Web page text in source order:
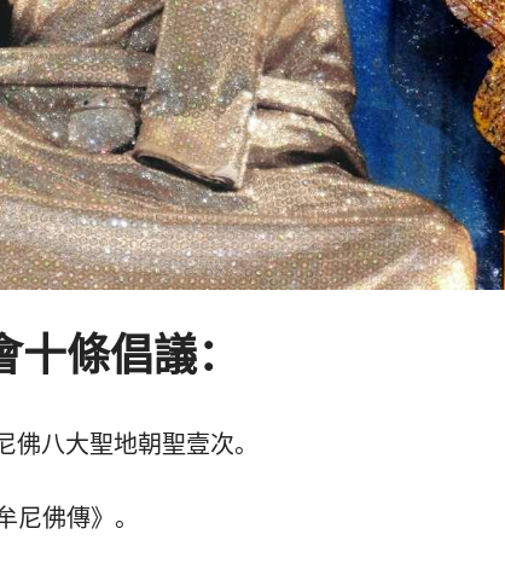
條倡議：
八大聖地朝聖壹次。
尼佛傳》。